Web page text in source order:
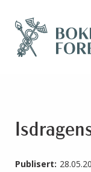
Publisert: